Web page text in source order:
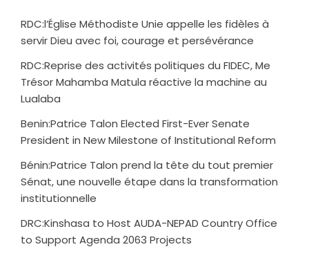
RDC:l’Église Méthodiste Unie appelle les fidèles à
servir Dieu avec foi, courage et persévérance
RDC:Reprise des activités politiques du FIDEC, Me
Trésor Mahamba Matula réactive la machine au
Lualaba
Benin:Patrice Talon Elected First-Ever Senate
President in New Milestone of Institutional Reform
Bénin:Patrice Talon prend la tête du tout premier
Sénat, une nouvelle étape dans la transformation
institutionnelle
DRC:Kinshasa to Host AUDA-NEPAD Country Office
to Support Agenda 2063 Projects